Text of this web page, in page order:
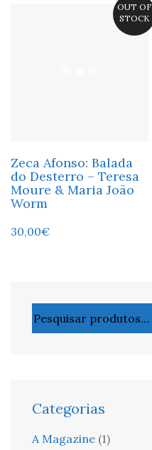
OUT OF
STOCK
Zeca Afonso: Balada
do Desterro – Teresa
Moure & Maria João
Worm
30,00€
por:
Categorias
A Magazine (1)